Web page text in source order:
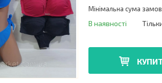
Мінімальна сума
В наявності